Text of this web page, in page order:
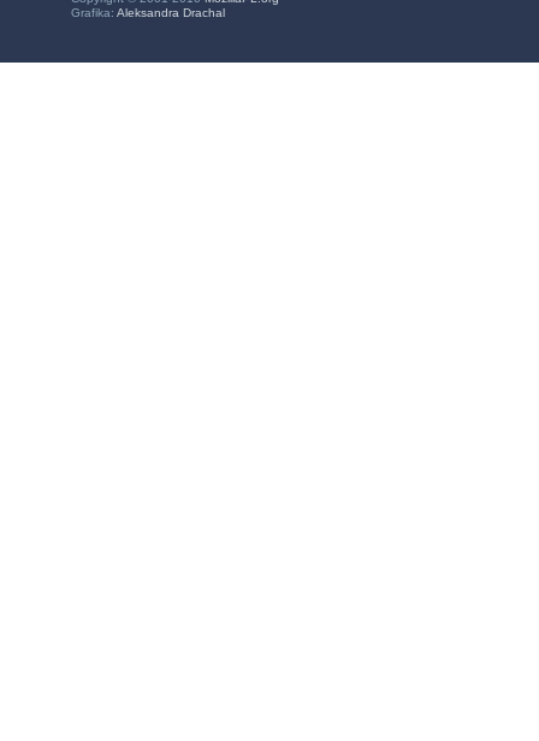
Grafika: Aleksandra Drachal